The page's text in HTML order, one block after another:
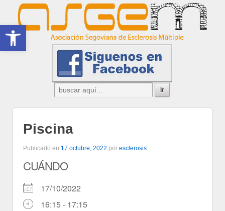
Abrir barra de herramientas
Piscina
Publicado en 17 octubre, 2022 por esclerosis
CUÁNDO
17/10/2022
16:15 - 17:15